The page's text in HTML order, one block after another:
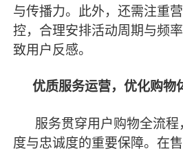
与传播力。此外，还需注重
控，合理安排活动周期与频
致用户反感。
优质服务运营，优化购物
服务贯穿用户购物全流
度与忠诚度的重要保障。在